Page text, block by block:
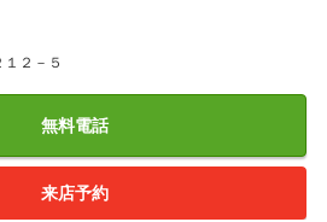
２－５
無料電話
来店予約